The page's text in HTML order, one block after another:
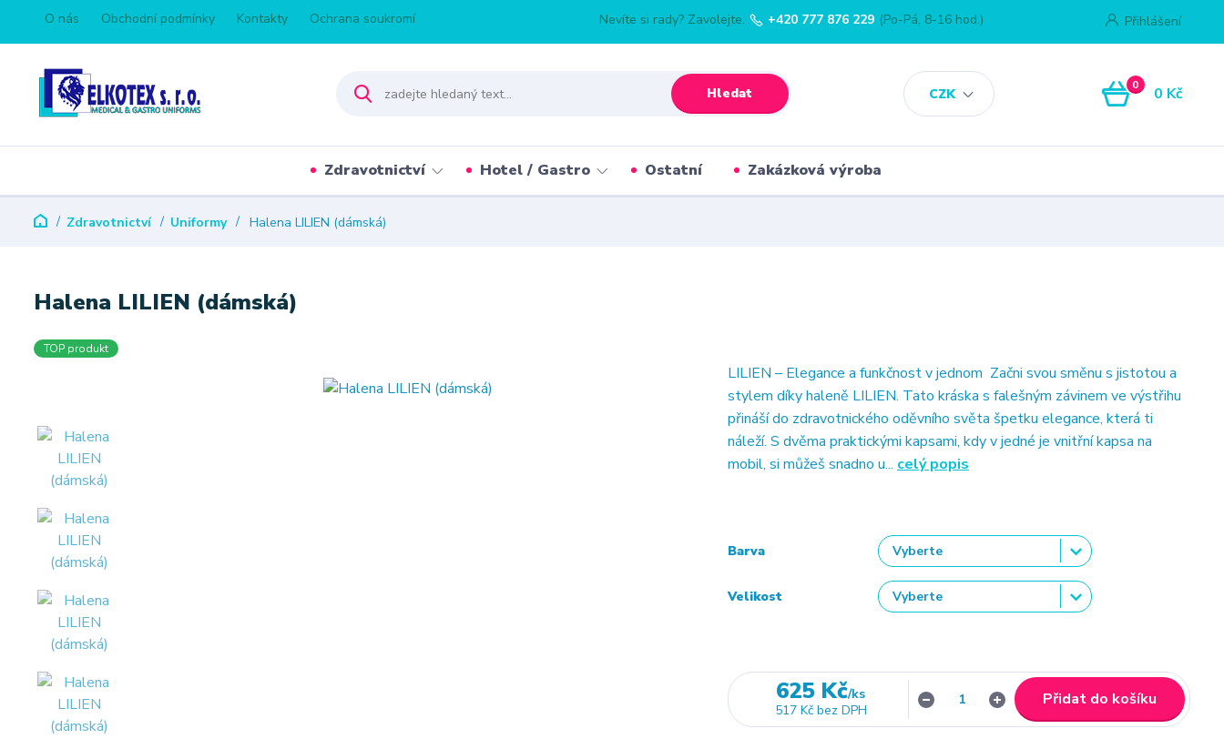
O nás Obchodní podmínky Kontakty Ochrana soukromí
CZK
Přihlášení
Hledat
Nevíte si rady? Zavolejte. +420 777 876 229 (Po-Pá, 8-16 hod.)
0 0 Kč
Zdravotnictví Hotel / Gastro Ostatní Zakázková výroba
Zdravotnictví Uniformy Halena LILIEN (dámská)
Halena LILIEN (dámská)
TOP produkt
LILIEN – Elegance a funkčnost v jednom Začni svou směnu s jistotou a
stylem díky haleně LILIEN. Tato kráska s falešným závinem ve výstřihu
přináší do zdravotnického oděvního světa špetku elegance, která ti
náleží. S dvěma praktickými kapsami, kdy v jedné je vnitřní kapsa na
mobil, si můžeš snadno u... celý popis
Barva
Velikost
625 Kč/ks
517 Kč bez DPH
Přidat do košíku